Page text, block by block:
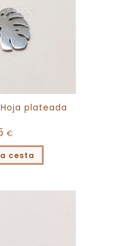
plateada
€
cesta